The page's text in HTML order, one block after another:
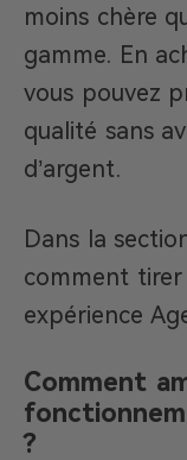
moins chère
gamme. En
vous pouvez
qualité sans
d’argent.
Dans la
comment
expérience
Comment
?